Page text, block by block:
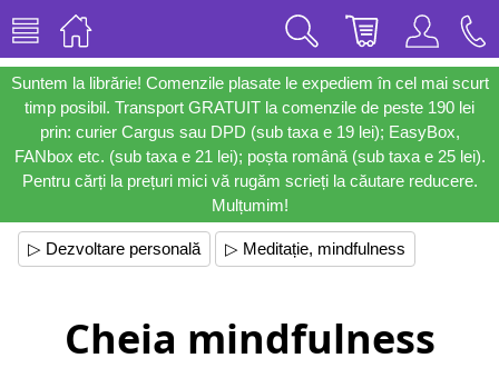
Suntem la librărie! Comenzile plasate le expediem în cel mai scurt
timp posibil. Transport GRATUIT la comenzile de peste 190 lei
prin: curier Cargus sau DPD (sub taxa e 19 lei); EasyBox,
FANbox etc. (sub taxa e 21 lei); poșta română (sub taxa e 25 lei).
Pentru cărți la prețuri mici vă rugăm scrieți la căutare reducere.
Mulțumim!
▷ Dezvoltare personală ▷ Meditație, mindfulness
Cheia mindfulness